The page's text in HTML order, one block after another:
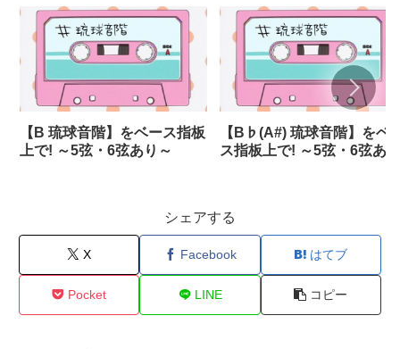
【B 琉球音階】をベース指板
上で! ～5弦・6弦あり～
【B♭(A#) 琉球音階】をベ
ス指板上で! ～5弦・6弦あり
シェアする
X Facebook はてブ
Pocket LINE コピー